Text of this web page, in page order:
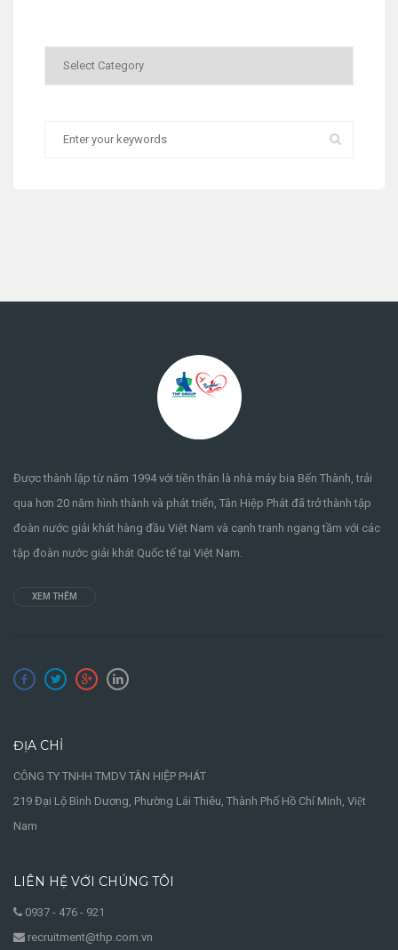
mục
Được thành lập từ năm 1994 với tiền thân là nhà máy bia Bến Thành, trải
qua hơn 20 năm hình thành và phát triển, Tân Hiệp Phát đã trở thành tập
đoàn nước giải khát hàng đầu Việt Nam và cạnh tranh ngang tầm với các
tập đoàn nước giải khát Quốc tế tại Việt Nam.
XEM THÊM
ĐỊA CHỈ
CÔNG TY TNHH TMDV TÂN HIỆP PHÁT
219 Đại Lộ Bình Dương, Phường Lái Thiêu, Thành Phố Hồ Chí Minh, Việt
Nam
LIÊN HỆ VỚI CHÚNG TÔI
0937 - 476 - 921
recruitment@thp.com.vn